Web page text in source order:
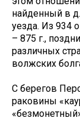
найденный в
уезда. Из 934
– 875 г.,
различных
волжских
С берегов
раковины